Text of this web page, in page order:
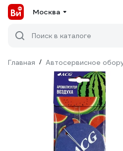
Москва
Поиск в каталоге
Главная / Автосервисное